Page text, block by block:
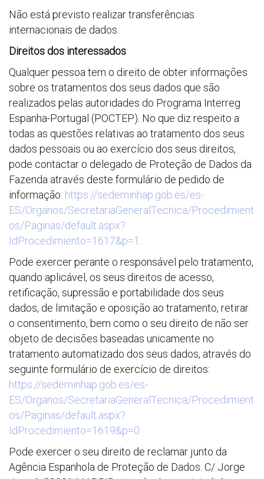
Não está previsto realizar transferências
internacionais de dados.
Direitos dos interessados
Qualquer pessoa tem o direito de obter informações
sobre os tratamentos dos seus dados que são
realizados pelas autoridades do Programa Interreg
Espanha-Portugal (POCTEP). No que diz respeito a
todas as questões relativas ao tratamento dos seus
dados pessoais ou ao exercício dos seus direitos,
pode contactar o delegado de Proteção de Dados da
Fazenda através deste formulário de pedido de
informação: https://sedeminhap.gob.es/es-
ES/Organos/SecretariaGeneralTecnica/Procedimient
os/Paginas/default.aspx?
IdProcedimiento=1617&p=1
Pode exercer perante o responsável pelo tratamento,
quando aplicável, os seus direitos de acesso,
retificação, supressão e portabilidade dos seus
dados, de limitação e oposição ao tratamento, retirar
o consentimento, bem como o seu direito de não ser
objeto de decisões baseadas unicamente no
tratamento automatizado dos seus dados, através do
seguinte formulário de exercício de direitos:
https://sedeminhap.gob.es/es-
ES/Organos/SecretariaGeneralTecnica/Procedimient
os/Paginas/default.aspx?
IdProcedimiento=1619&p=0
Pode exercer o seu direito de reclamar junto da
Agência Espanhola de Proteção de Dados. C/ Jorge